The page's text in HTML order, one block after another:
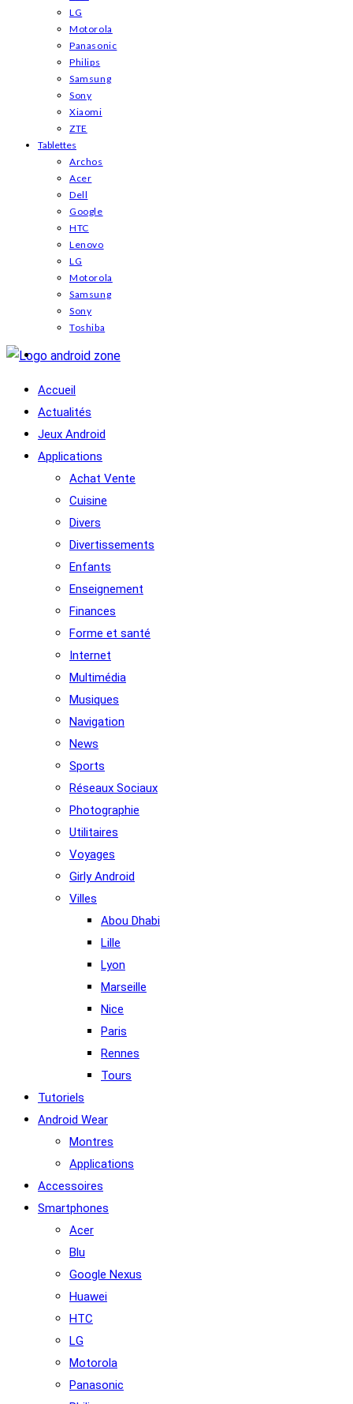
LG
Motorola
Panasonic
Philips
Samsung
Sony
Xiaomi
ZTE
Tablettes
Archos
Acer
Dell
Google
HTC
Lenovo
LG
Motorola
Samsung
Sony
Toshiba
Accueil
Actualités
Jeux Android
Applications
Achat Vente
Cuisine
Divers
Divertissements
Enfants
Enseignement
Finances
Forme et santé
Internet
Multimédia
Musiques
Navigation
News
Sports
Réseaux Sociaux
Photographie
Utilitaires
Voyages
Girly Android
Villes
Abou Dhabi
Lille
Lyon
Marseille
Nice
Paris
Rennes
Tours
Tutoriels
Android Wear
Montres
Applications
Accessoires
Smartphones
Acer
Blu
Google Nexus
Huawei
HTC
LG
Motorola
Panasonic